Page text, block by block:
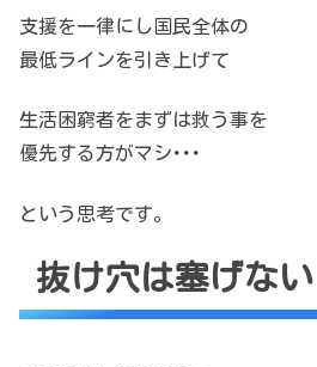
支援を一律にし国民全体の
最低ラインを引き上げて
生活困窮者をまずは救う事を
優先する方がマシ･･･
という思考です。
抜け穴は塞げない